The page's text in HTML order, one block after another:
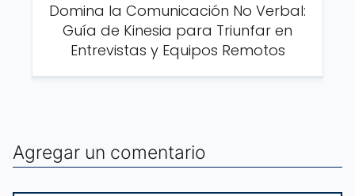
Domina la Comunicación No Verbal:
Guía de Kinesia para Triunfar en
Entrevistas y Equipos Remotos
Agregar un comentario